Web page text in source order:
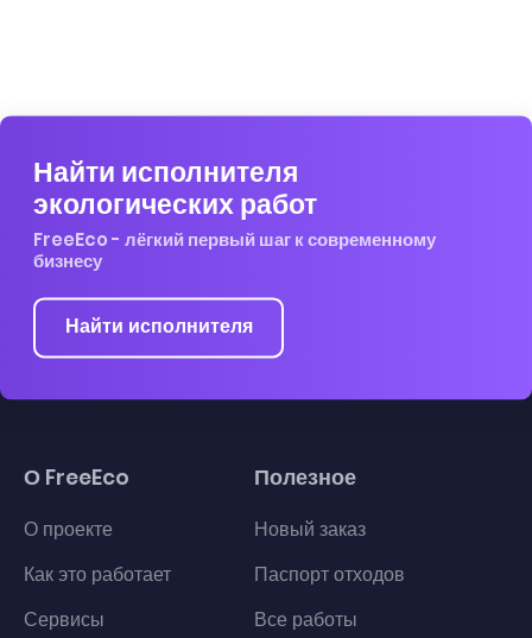
Найти исполнителя
экологических работ
FreeEco - лёгкий первый шаг к современному
бизнесу
Найти исполнителя
О FreeEco
О проекте
Как это работает
Сервисы
Полезное
Новый заказ
Паспорт отходов
Все работы